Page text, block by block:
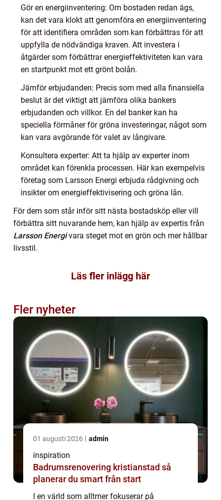
Gör en energiinventering: Om bostaden redan ägs,
kan det vara klokt att genomföra en energiinventering
för att identifiera områden som kan förbättras för att
uppfylla de nödvändiga kraven. Att investera i
åtgärder som förbättrar energieffektiviteten kan vara
en startpunkt mot ett grönt bolån.
Jämför erbjudanden: Precis som med alla finansiella
beslut är det viktigt att jämföra olika bankers
erbjudanden och villkor. En del banker kan ha
speciella förmåner för gröna investeringar, något som
kan vara avgörande för valet av långivare.
Konsultera experter: Att ta hjälp av experter inom
området kan förenkla processen. Här kan exempelvis
företag som Larsson Energi erbjuda rådgivning och
insikter om energieffektivisering och gröna lån.
För dem som står inför sitt nästa bostadsköp eller vill
förbättra sitt nuvarande hem, kan hjälp av expertis från
Larsson Energi vara steget mot en grön och mer hållbar
livsstil.
Läs fler inlägg här
Fler nyheter
01 augusti 2026 admin
inspiration
Badrumsrenovering kristianstad så
planerar du smart från start
I en värld som alltmer fokuserar på